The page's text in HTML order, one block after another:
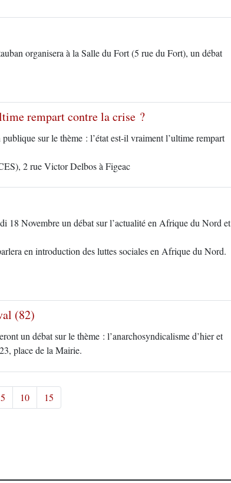
organisera à la Salle du Fort (5 rue du Fort), un débat
rempart contre la crise ?
sur le thème : l’état est-il vraiment l’ultime rempart
2 rue Victor Delbos à Figeac
Novembre un débat sur l’actualité en Afrique du Nord et
en introduction des luttes sociales en Afrique du Nord.
(82)
un débat sur le thème : l’anarchosyndicalisme d’hier et
place de la Mairie.
5 10 15